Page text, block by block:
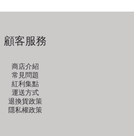
顧客服務
商店介紹
常見問題
紅利集點
運送方式
退換貨政策
隱私權政策